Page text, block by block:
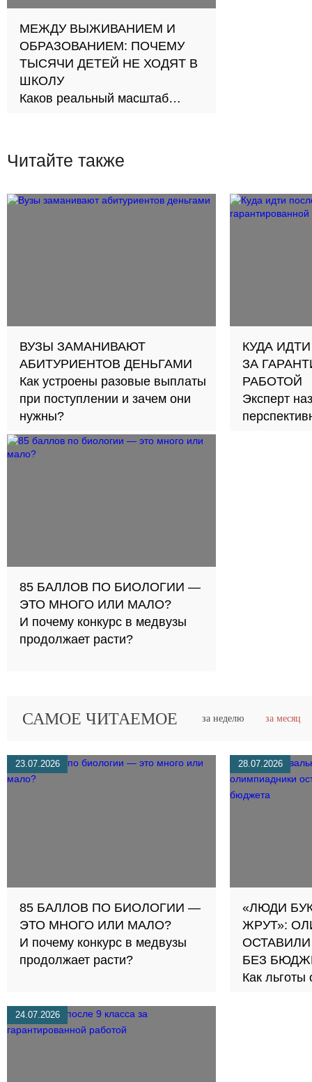
МЕЖДУ ВЫЖИВАНИЕМ И
ОБРАЗОВАНИЕМ: ПОЧЕМУ
ТЫСЯЧИ ДЕТЕЙ НЕ ХОДЯТ В
ШКОЛУ
Каков реальный масштаб
Читайте также
ВУЗЫ ЗАМАНИВАЮТ
АБИТУРИЕНТОВ ДЕНЬГАМИ
Как устроены разовые выплаты
при поступлении и зачем они
нужны?
КУДА
ЗА
РАБОТОЙ
Эксперт
85 БАЛЛОВ ПО БИОЛОГИИ —
ЭТО МНОГО ИЛИ МАЛО?
И почему конкурс в медвузы
продолжает расти?
САМОЕ ЧИТАЕМОЕ за неделю за месяц
23.07.2026
85 БАЛЛОВ ПО БИОЛОГИИ —
ЭТО МНОГО ИЛИ МАЛО?
И почему конкурс в медвузы
продолжает расти?
28.07.2026
«ЛЮДИ
ЖРУТ»:
БЕЗ
Как льготы
24.07.2026